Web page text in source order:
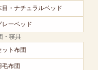
目・ナチュラルベッド
レーベッド
ット布団
毛布団